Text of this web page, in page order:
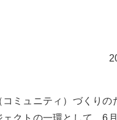
ミュニティ）づくりの
クトの一環として、6